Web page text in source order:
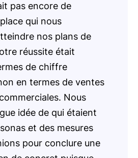
pas encore de
qui nous
nos plans de
réussite était
de chiffre
en termes de ventes
Nous
idée de qui étaient
et des mesures
pour conclure une